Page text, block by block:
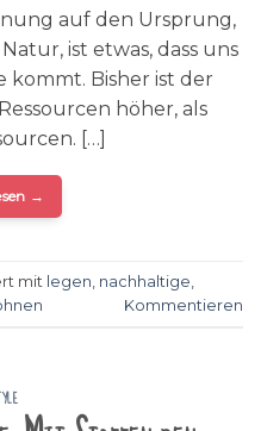
auf den Ursprung,
ist etwas, dass uns
kommt. Bisher ist der
höher, als
[…]
→
mit legen nachhaltige
Kommentieren